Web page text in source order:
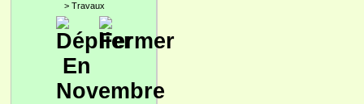
> Travaux
En
Novembre